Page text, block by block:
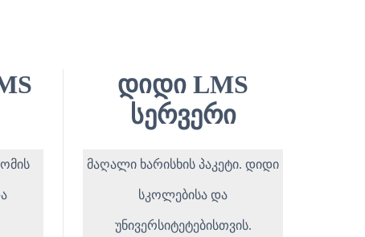
დიდი LMS
სერვერი
მაღალი ხარისხის პაკეტი. დიდი
სკოლებისა და
უნივერსიტეტებისთვის.